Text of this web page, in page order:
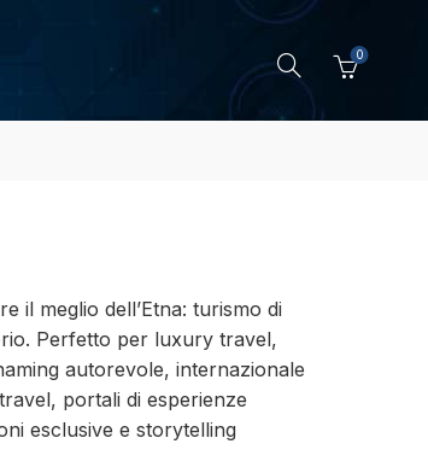
0
il meglio dell’Etna: turismo di
Perfetto per luxury travel,
autorevole, internazionale
portali di esperienze
esclusive e storytelling